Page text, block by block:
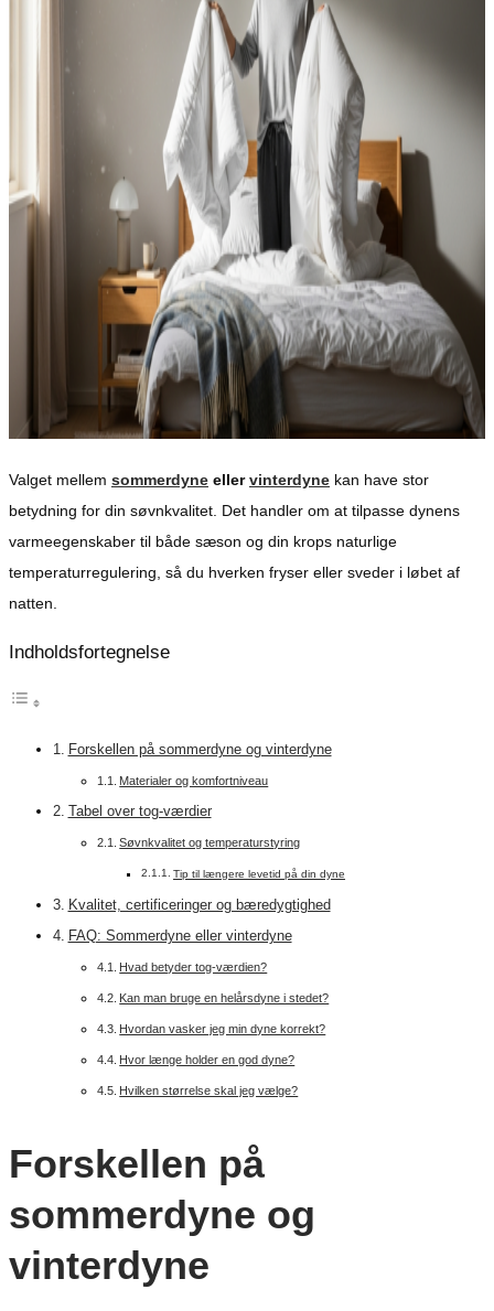
Valget mellem sommerdyne ellervinterdyne kan have stor
betydning for din søvnkvalitet. Det handler om at tilpasse dynens
varmeegenskaber til både sæson og din krops naturlige
temperaturregulering, så du hverken fryser eller sveder i løbet af
natten.
Indholdsfortegnelse
Forskellen på sommerdyne og vinterdyne
Materialer og komfortniveau
Tabel over tog-værdier
Søvnkvalitet og temperaturstyring
Tip til længere levetid på din dyne
Kvalitet, certificeringer og bæredygtighed
FAQ: Sommerdyne eller vinterdyne
Hvad betyder tog-værdien?
Kan man bruge en helårsdyne i stedet?
Hvordan vasker jeg min dyne korrekt?
Hvor længe holder en god dyne?
Hvilken størrelse skal jeg vælge?
Forskellen på
sommerdyne og
vinterdyne